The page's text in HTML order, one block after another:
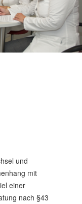
und
mit
einer
nach §43